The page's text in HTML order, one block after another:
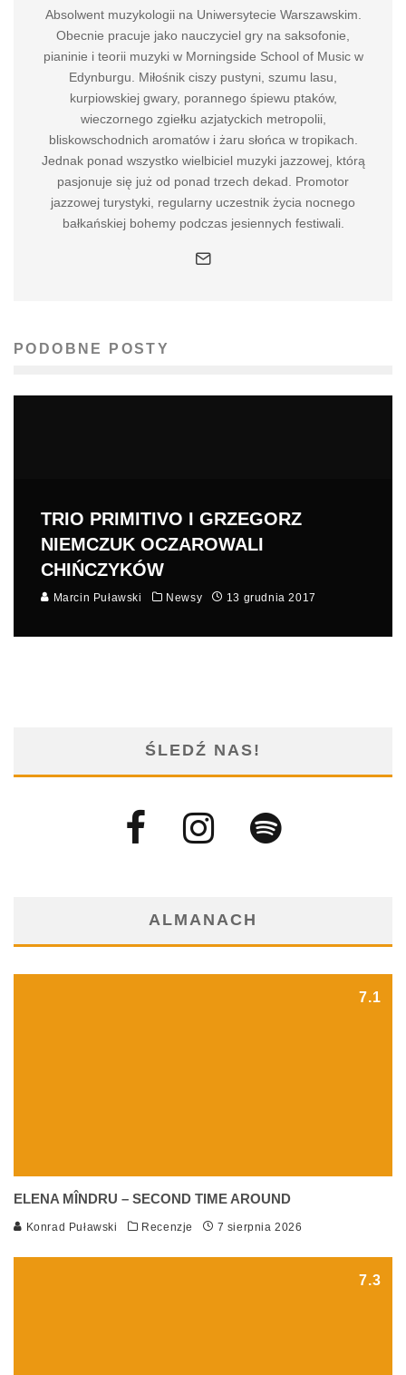
Absolwent muzykologii na Uniwersytecie Warszawskim.
Obecnie pracuje jako nauczyciel gry na saksofonie,
pianinie i teorii muzyki w Morningside School of Music w
Edynburgu. Miłośnik ciszy pustyni, szumu lasu,
kurpiowskiej gwary, porannego śpiewu ptaków,
wieczornego zgiełku azjatyckich metropolii,
bliskowschodnich aromatów i żaru słońca w tropikach.
Jednak ponad wszystko wielbiciel muzyki jazzowej, którą
pasjonuje się już od ponad trzech dekad. Promotor
jazzowej turystyki, regularny uczestnik życia nocnego
bałkańskiej bohemy podczas jesiennych festiwali.
PODOBNE POSTY
TRIO PRIMITIVO I GRZEGORZ
NIEMCZUK OCZAROWALI
CHIŃCZYKÓW
Marcin Puławski Newsy 13 grudnia 2017
ŚLEDŹ NAS!
ALMANACH
7.1
ELENA MÎNDRU – SECOND TIME AROUND
Konrad Puławski Recenzje 7 sierpnia 2026
7.3